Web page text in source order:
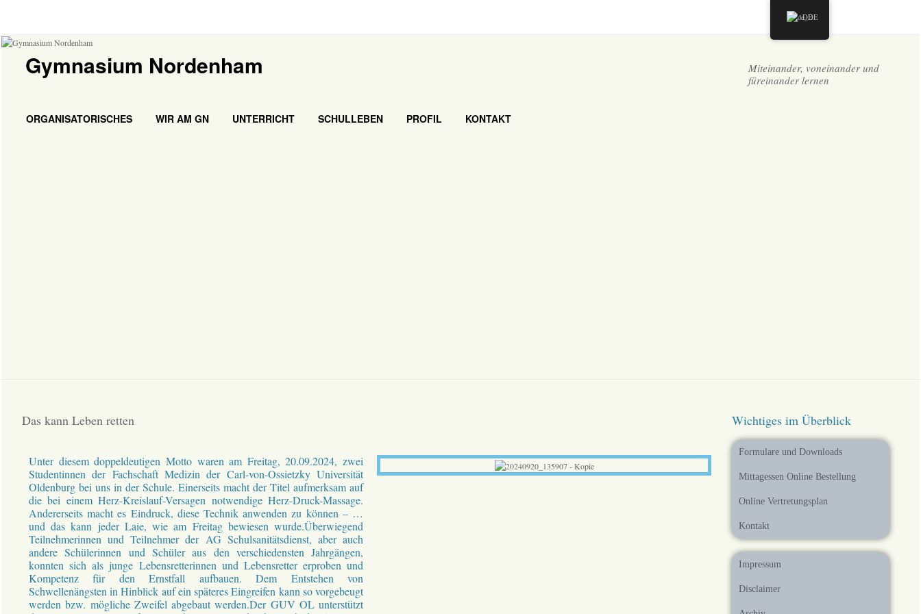
Gymnasium Nordenham
Miteinander, voneinander und
füreinander lernen
ORGANISATORISCHES WIR AM GN UNTERRICHT SCHULLEBEN PROFIL KONTAKT
Das kann Leben retten
Unter diesem doppeldeutigen Motto waren am Freitag, 20.09.2024, zwei
Studentinnen der Fachschaft Medizin der Carl-von-Ossietzky Universität
Oldenburg bei uns in der Schule. Einerseits macht der Titel aufmerksam auf
die bei einem Herz-Kreislauf-Versagen notwendige Herz-Druck-Massage.
Andererseits macht es Eindruck, diese Technik anwenden zu können – …
und das kann jeder Laie, wie am Freitag bewiesen wurde.Überwiegend
Teilnehmerinnen und Teilnehmer der AG Schulsanitätsdienst, aber auch
andere Schülerinnen und Schüler aus den verschiedensten Jahrgängen,
konnten sich als junge Lebensretterinnen und Lebensretter erproben und
Kompetenz für den Ernstfall aufbauen. Dem Entstehen von
Schwellenängsten in Hinblick auf ein späteres Eingreifen kann so vorgebeugt
werden bzw. mögliche Zweifel abgebaut werden.Der GUV OL unterstützt
Wichtiges im Überblick
Formulare und Downloads
Mittagessen Online Bestellung
Online Vertretungsplan
Kontakt
Impressum
Disclaimer
DE